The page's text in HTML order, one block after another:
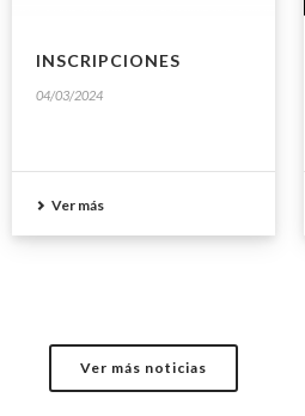
INSCRIPCIONES
04/03/2024
Ver más
Ver más noticias